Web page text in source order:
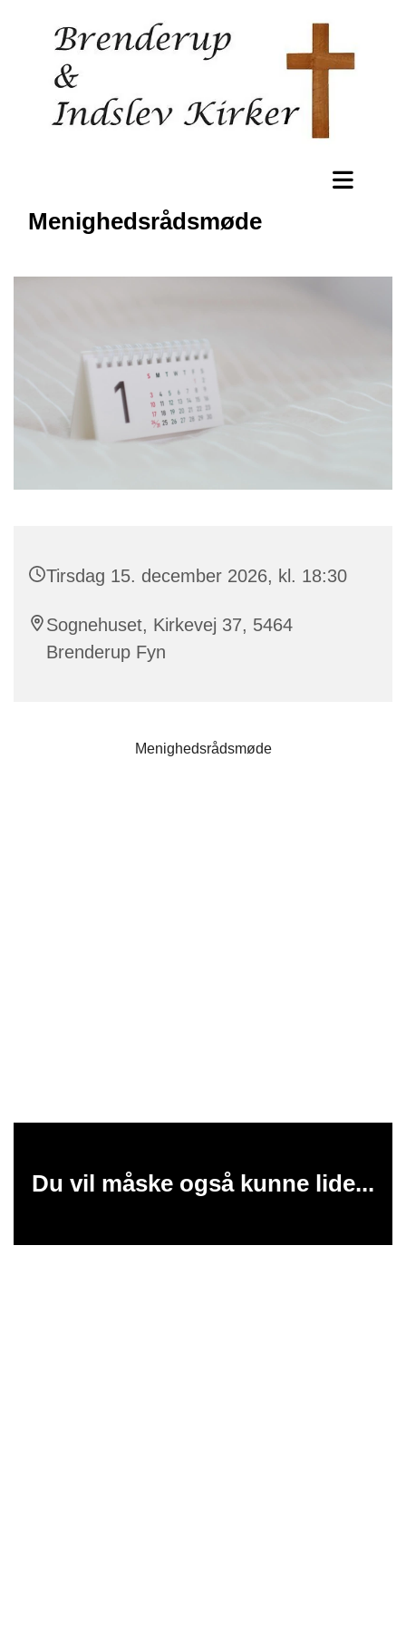
Menighedsrådsmøde
Tirsdag 15. december 2026, kl. 18:30
Sognehuset, Kirkevej 37, 5464
Brenderup Fyn
Menighedsrådsmøde
Du vil måske også kunne lide...